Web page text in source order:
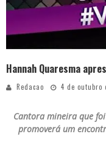
Hannah Quaresma
Redacao 4 de outubro
Cantora mineira que
promoverá um